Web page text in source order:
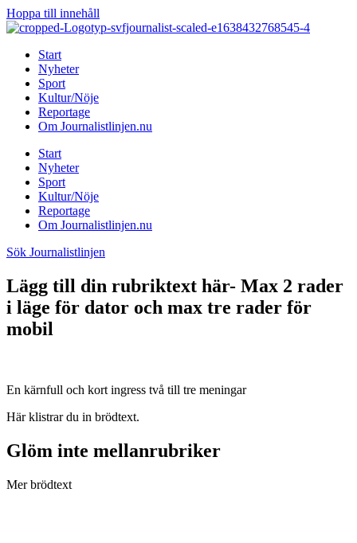
Hoppa till innehåll
Start
Nyheter
Sport
Kultur/Nöje
Reportage
Om Journalistlinjen.nu
Start
Nyheter
Sport
Kultur/Nöje
Reportage
Om Journalistlinjen.nu
Sök Journalistlinjen
Lägg till din rubriktext här- Max 2 rader
i läge för dator och max tre rader för
mobil
En kärnfull och kort ingress två till tre meningar
Här klistrar du in brödtext.
Glöm inte mellanrubriker
Mer brödtext